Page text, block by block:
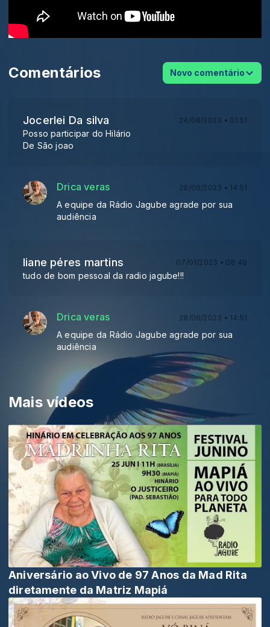
Mais vídeos
Aniversário ao Vivo de 97 Anos da Mad Rita
diretamente da Matriz Mapiá
Comentários Novo comentário
Posso participar do Hilário
De São joao
Jocerlei Da silva 24/06/2023 • 01:51
A equipe da Rádio Jagube agrade por sua
audiência
Drica veras 28/06/2023 • 14:51
tudo de bom pessoal da radio jagube!!!
liane péres martins 07/01/2023 • 08:48
A equipe da Rádio Jagube agrade por sua
audiência
Drica veras 28/06/2023 • 14:51